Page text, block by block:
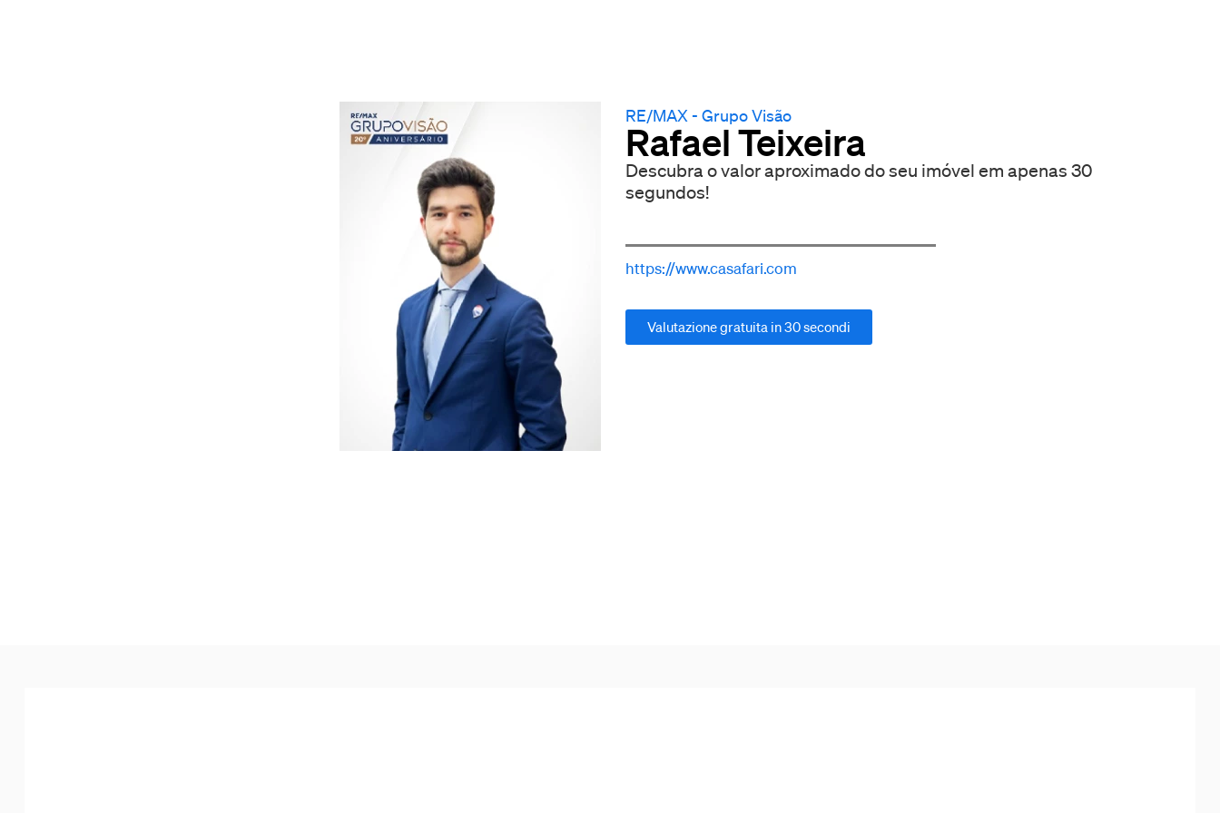
RE/MAX - Grupo Visão
Rafael Teixeira
Descubra o valor aproximado do seu imóvel em apenas 30
segundos!
https://www.casafari.com
Valutazione gratuita in 30 secondi